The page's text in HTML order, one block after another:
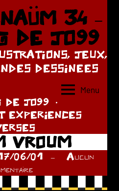
34 –
DE JO99
JEUX,
DESSINEES
Menu
DE JO99
EXPERIENCES
VROUM
06/01
Aucun